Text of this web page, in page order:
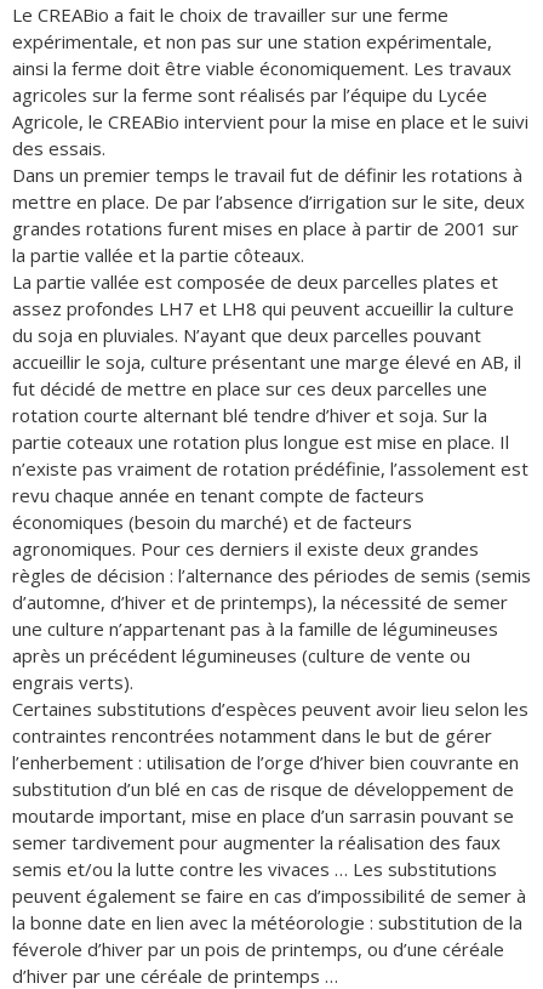
Le CREABio a fait le choix de travailler sur une ferme
expérimentale, et non pas sur une station expérimentale,
ainsi la ferme doit être viable économiquement. Les travaux
agricoles sur la ferme sont réalisés par l’équipe du Lycée
Agricole, le CREABio intervient pour la mise en place et le suivi
des essais.
Dans un premier temps le travail fut de définir les rotations à
mettre en place. De par l’absence d’irrigation sur le site, deux
grandes rotations furent mises en place à partir de 2001 sur
la partie vallée et la partie côteaux.
La partie vallée est composée de deux parcelles plates et
assez profondes LH7 et LH8 qui peuvent accueillir la culture
du soja en pluviales. N’ayant que deux parcelles pouvant
accueillir le soja, culture présentant une marge élevé en AB, il
fut décidé de mettre en place sur ces deux parcelles une
rotation courte alternant blé tendre d’hiver et soja. Sur la
partie coteaux une rotation plus longue est mise en place. Il
n’existe pas vraiment de rotation prédéfinie, l’assolement est
revu chaque année en tenant compte de facteurs
économiques (besoin du marché) et de facteurs
agronomiques. Pour ces derniers il existe deux grandes
règles de décision : l’alternance des périodes de semis (semis
d’automne, d’hiver et de printemps), la nécessité de semer
une culture n’appartenant pas à la famille de légumineuses
après un précédent légumineuses (culture de vente ou
engrais verts).
Certaines substitutions d’espèces peuvent avoir lieu selon les
contraintes rencontrées notamment dans le but de gérer
l’enherbement : utilisation de l’orge d’hiver bien couvrante en
substitution d’un blé en cas de risque de développement de
moutarde important, mise en place d’un sarrasin pouvant se
semer tardivement pour augmenter la réalisation des faux
semis et/ou la lutte contre les vivaces … Les substitutions
peuvent également se faire en cas d’impossibilité de semer à
la bonne date en lien avec la météorologie : substitution de la
féverole d’hiver par un pois de printemps, ou d’une céréale
d’hiver par une céréale de printemps …